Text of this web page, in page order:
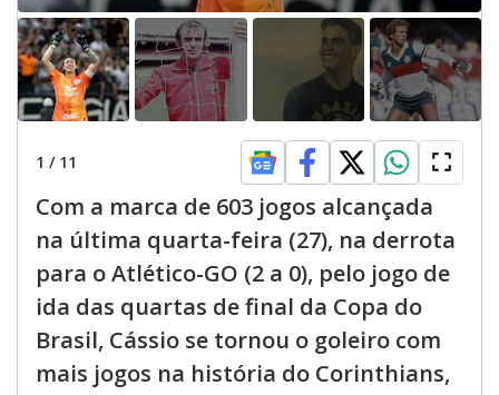
1 / 11
Com a marca de 603 jogos alcançada
na última quarta-feira (27), na derrota
para o Atlético-GO (2 a 0), pelo jogo de
ida das quartas de final da Copa do
Brasil, Cássio se tornou o goleiro com
mais jogos na história do Corinthians,